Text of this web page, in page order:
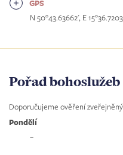
GPS
N 50°43.63662', E
Pořad bohoslužeb
Doporučujeme ověření
Pondělí
–